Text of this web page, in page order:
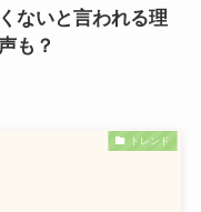
ないと言われる理
も？
トレンド